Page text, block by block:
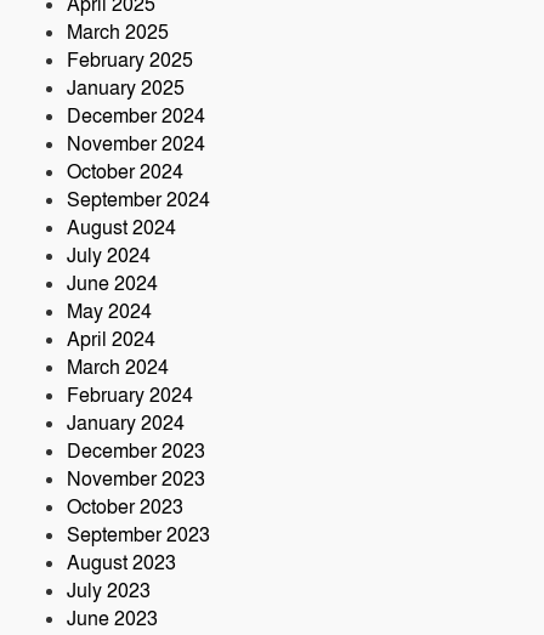
March 2025
February 2025
January 2025
December 2024
November 2024
October 2024
September 2024
August 2024
July 2024
June 2024
May 2024
April 2024
March 2024
February 2024
January 2024
December 2023
November 2023
October 2023
September 2023
August 2023
July 2023
June 2023